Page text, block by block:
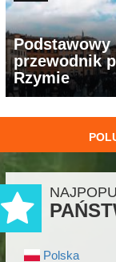
Podstawowy
przewodnik
Rzymie
Polska